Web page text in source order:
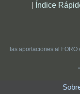
| Índice
las aportaciones al